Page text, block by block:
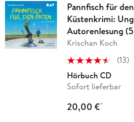
Pannfisch für
Küstenkrimi:
Autorenlesung
Krischan Koch
(13)
Hörbuch CD
Sofort lieferbar
20,00 €*